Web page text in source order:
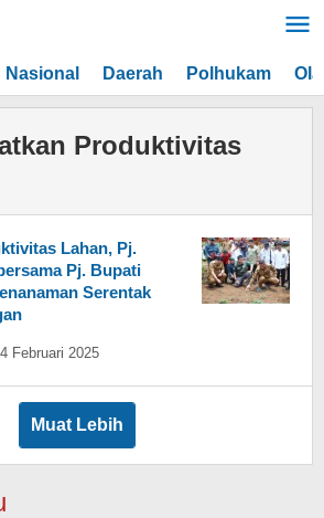
Nasional Daerah Polhukam
Produktivitas
Lahan, Pj.
Pj. Bupati
Serentak
4 Februari 2025
Muat Lebih